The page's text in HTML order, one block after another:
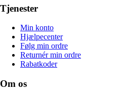
Tjenester
Min konto
Hjælpecenter
Følg min ordre
Returnér min ordre
Rabatkoder
Om os